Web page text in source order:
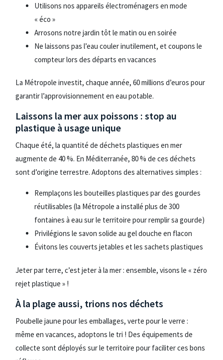
Utilisons nos appareils électroménagers en mode
« éco »
Arrosons notre jardin tôt le matin ou en soirée
Ne laissons pas l’eau couler inutilement, et coupons le
compteur lors des départs en vacances
La Métropole investit, chaque année, 60 millions d’euros pour
garantir l’approvisionnement en eau potable.
Laissons la mer aux poissons : stop au
plastique à usage unique
Chaque été, la quantité de déchets plastiques en mer
augmente de 40 %. En Méditerranée, 80 % de ces déchets
sont d’origine terrestre. Adoptons des alternatives simples :
Remplaçons les bouteilles plastiques par des gourdes
réutilisables (la Métropole a installé plus de 300
fontaines à eau sur le territoire pour remplir sa gourde)
Privilégions le savon solide au gel douche en flacon
Évitons les couverts jetables et les sachets plastiques
Jeter par terre, c’est jeter à la mer : ensemble, visons le « zéro
rejet plastique » !
À la plage aussi, trions nos déchets
Poubelle jaune pour les emballages, verte pour le verre :
même en vacances, adoptons le tri ! Des équipements de
collecte sont déployés sur le territoire pour faciliter ces bons